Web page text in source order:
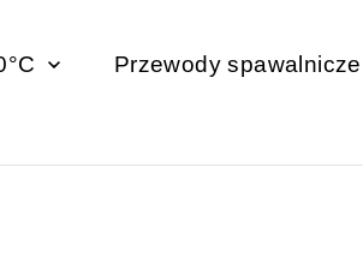
Przewody spawalnicze